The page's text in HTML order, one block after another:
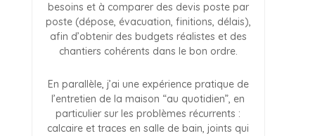
besoins et à comparer des devis poste par
poste (dépose, évacuation, finitions, délais),
afin d’obtenir des budgets réalistes et des
chantiers cohérents dans le bon ordre.
En parallèle, j’ai une expérience pratique de
l’entretien de la maison “au quotidien”, en
particulier sur les problèmes récurrents :
calcaire et traces en salle de bain, joints qui